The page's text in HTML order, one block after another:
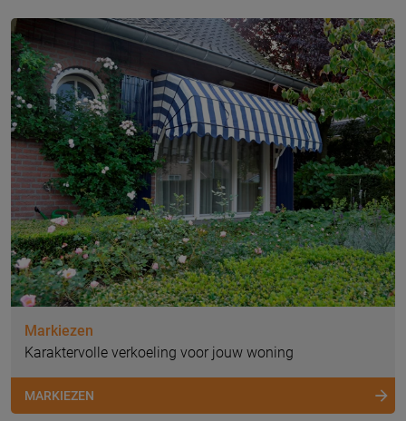
Markiezen
Karaktervolle verkoeling voor jouw woning
MARKIEZEN